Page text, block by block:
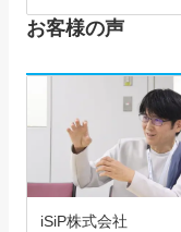
お客様の声
iSiP株式会社